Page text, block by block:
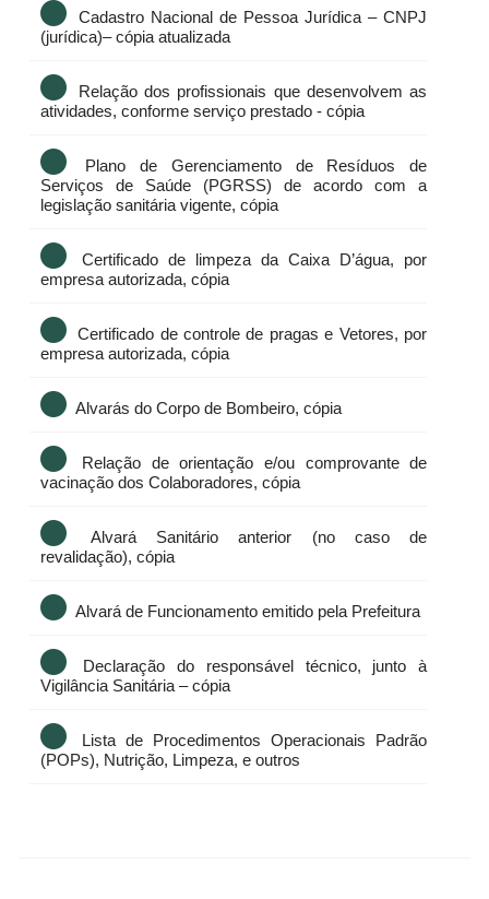
Cadastro Nacional de Pessoa Jurídica – CNPJ
(jurídica)– cópia atualizada
Relação dos profissionais que desenvolvem as
atividades, conforme serviço prestado - cópia
Plano de Gerenciamento de Resíduos de
Serviços de Saúde (PGRSS) de acordo com a
legislação sanitária vigente, cópia
Certificado de limpeza da Caixa D’água, por
empresa autorizada, cópia
Certificado de controle de pragas e Vetores, por
empresa autorizada, cópia
Alvarás do Corpo de Bombeiro, cópia
Relação de orientação e/ou comprovante de
vacinação dos Colaboradores, cópia
Alvará Sanitário anterior (no caso de
revalidação), cópia
Alvará de Funcionamento emitido pela Prefeitura
Declaração do responsável técnico, junto à
Vigilância Sanitária – cópia
Lista de Procedimentos Operacionais Padrão
(POPs), Nutrição, Limpeza, e outros